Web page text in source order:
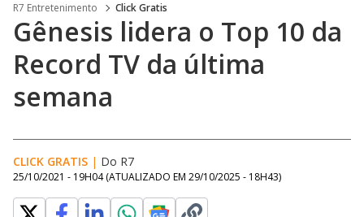
R7 Entretenimento Click Gratis
Gênesis lidera o Top 10 da
Record TV da última
semana
CLICK GRATIS | Do R7
25/10/2021 - 19H04 (ATUALIZADO EM 29/10/2025 - 18H43)